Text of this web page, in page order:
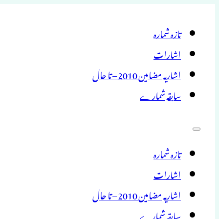
تازہ شمارہ
اشارات
اشاریہ مضامین 2010 – تا حال
سابقہ شمارے
تازہ شمارہ
اشارات
اشاریہ مضامین 2010 – تا حال
سابقہ شمارے